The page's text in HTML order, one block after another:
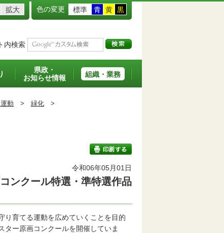
拡大 色の変更 標準 青 黄 黒
内検索
県政・
お知らせ情報
組織・業務
動 > 緑化 >
令和06年05月01日
ンクール特選・準特選作品
育てる運動を広めていくことを目的
ター原画コンクールを開催していま